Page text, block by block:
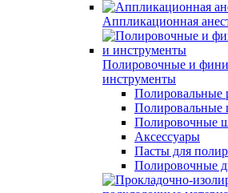
Аппликационная
Полировочные и
инструменты
Полировальные
Полировальные
Полировочные
Аксессуары
Пасты для
Полировочные